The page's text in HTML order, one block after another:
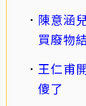
陳意涵
買廢物
王仁甫
傻了